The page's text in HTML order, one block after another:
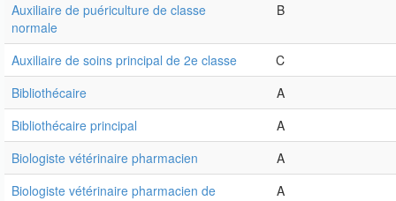
Auxiliaire de puériculture de classe
normale
B
Auxiliaire de soins principal de 2e classe
C
Bibliothécaire
A
Bibliothécaire principal
A
Biologiste vétérinaire pharmacien
A
Biologiste vétérinaire pharmacien de
A